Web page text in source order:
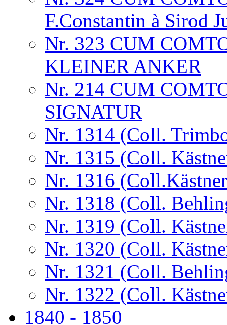
F.Constantin à Sirod
Nr. 323 CUM
KLEINER ANKER
Nr. 214 CUM
SIGNATUR
Nr. 1314 (Coll.
Nr. 1315 (Coll.
Nr. 1316
Nr. 1318 (Coll.
Nr. 1319 (Coll.
Nr. 1320 (Coll.
Nr. 1321 (Coll.
Nr. 1322 (Coll.
1840 - 1850